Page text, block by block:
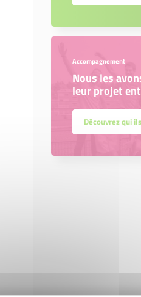
Accompagnement
Nous les
leur projet
Découvrez qui